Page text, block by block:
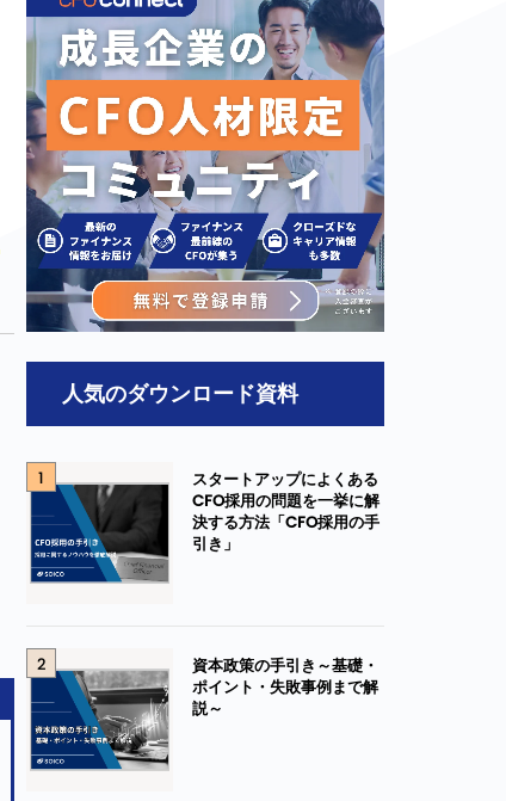
人気のダウンロード資料
1
スタートアップによくある
CFO採用の問題を一挙に解
決する方法「CFO採用の手
引き」
2
資本政策の手引き～基礎・
ポイント・失敗事例まで解
説～